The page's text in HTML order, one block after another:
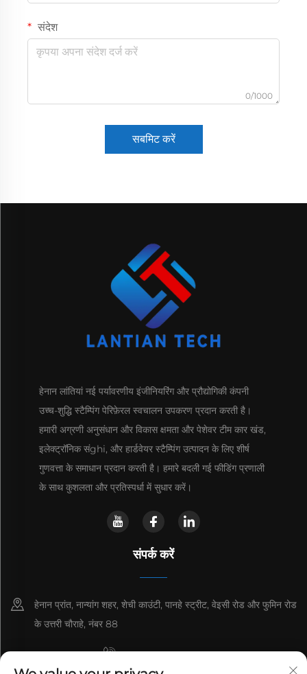
संदेश
0/1000
सबमिट करें
हेनान लांतियां नई पर्यावरणीय इंजीनियरिंग और प्रौद्योगिकी कंपनी
उच्च-शुद्धि स्टैम्पिंग पेरिफ़ेरल स्वचालन उपकरण प्रदान करती है।
हमारी अग्रणी अनुसंधान और विकास क्षमता और पेशेवर टीम कार खंड,
इलेक्ट्रॉनिक संghi, और हार्डवेयर स्टैम्पिंग उत्पादन के लिए शीर्ष
गुणवत्ता के समाधान प्रदान करती है। हमारे बदली गई फीडिंग प्रणाली
के साथ कुशलता और प्रतिस्पर्धा में सुधार करें।
संपर्क करें
हेनान प्रांत, नान्यांग शहर, शेची काउंटी, पानहे स्ट्रीट, वेइसी रोड और फुमिन रोड
के उत्तरी चौराहे, नंबर 88
+8615993153189